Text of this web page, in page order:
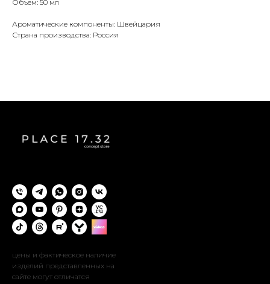
Объем: 50 мл
Ароматические компоненты: Швейцария
Страна производства: Россия
цены и фактическое наличие
изделий представленных на
сайте могут отличатся